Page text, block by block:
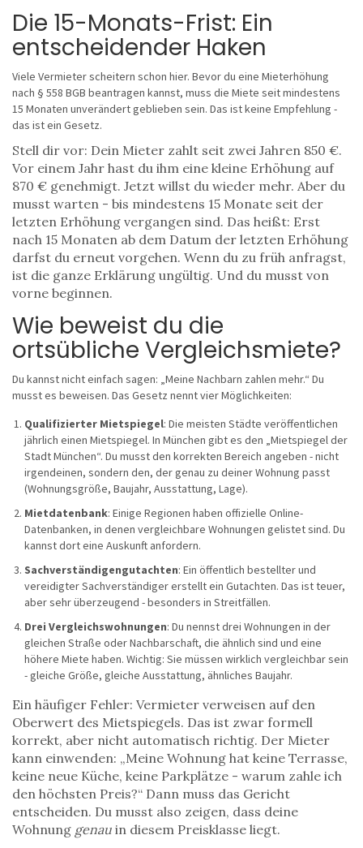
Die 15-Monats-Frist: Ein
entscheidender Haken
Viele Vermieter scheitern schon hier. Bevor du eine Mieterhöhung
nach § 558 BGB beantragen kannst, muss die Miete seit mindestens
15 Monaten unverändert geblieben sein. Das ist keine Empfehlung -
das ist ein Gesetz.
Stell dir vor: Dein Mieter zahlt seit zwei Jahren 850 €.
Vor einem Jahr hast du ihm eine kleine Erhöhung auf
870 € genehmigt. Jetzt willst du wieder mehr. Aber du
musst warten - bis mindestens 15 Monate seit der
letzten Erhöhung vergangen sind. Das heißt: Erst
nach 15 Monaten ab dem Datum der letzten Erhöhung
darfst du erneut vorgehen. Wenn du zu früh anfragst,
ist die ganze Erklärung ungültig. Und du musst von
vorne beginnen.
Wie beweist du die
ortsübliche Vergleichsmiete?
Du kannst nicht einfach sagen: „Meine Nachbarn zahlen mehr.“ Du
musst es beweisen. Das Gesetz nennt vier Möglichkeiten:
Qualifizierter Mietspiegel: Die meisten Städte veröffentlichen
jährlich einen Mietspiegel. In München gibt es den „Mietspiegel der
Stadt München“. Du musst den korrekten Bereich angeben - nicht
irgendeinen, sondern den, der genau zu deiner Wohnung passt
(Wohnungsgröße, Baujahr, Ausstattung, Lage).
Mietdatenbank: Einige Regionen haben offizielle Online-
Datenbanken, in denen vergleichbare Wohnungen gelistet sind. Du
kannst dort eine Auskunft anfordern.
Sachverständigengutachten: Ein öffentlich bestellter und
vereidigter Sachverständiger erstellt ein Gutachten. Das ist teuer,
aber sehr überzeugend - besonders in Streitfällen.
Drei Vergleichswohnungen: Du nennst drei Wohnungen in der
gleichen Straße oder Nachbarschaft, die ähnlich sind und eine
höhere Miete haben. Wichtig: Sie müssen wirklich vergleichbar sein
- gleiche Größe, gleiche Ausstattung, ähnliches Baujahr.
Ein häufiger Fehler: Vermieter verweisen auf den
Oberwert des Mietspiegels. Das ist zwar formell
korrekt, aber nicht automatisch richtig. Der Mieter
kann einwenden: „Meine Wohnung hat keine Terrasse,
keine neue Küche, keine Parkplätze - warum zahle ich
den höchsten Preis?“ Dann muss das Gericht
entscheiden. Du musst also zeigen, dass deine
Wohnung genau in diesem Preisklasse liegt.